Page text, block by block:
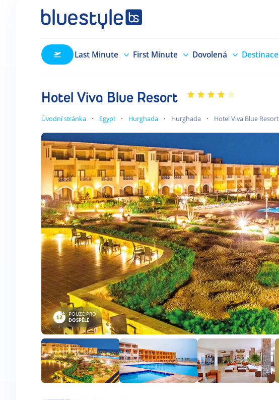
Last Minute First Minute Dovolená Destinace
Hotel Viva Blue Resort
Úvodní stránka Egypt Hurghada Hurghada Hotel Viva Blue Resort
POUZE PRO
DOSPĚLÉ